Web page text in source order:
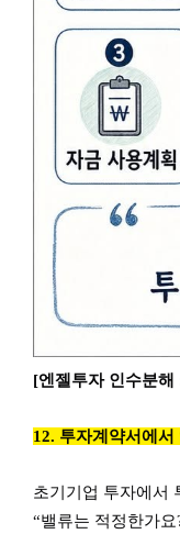
[엔젤투자 인수분
12. 투자계약서에
초기기업 투자에서
“밸류는 적정한가요